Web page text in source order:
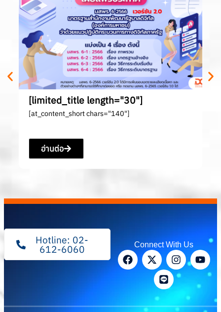
[limited_title length="30"]
[at_content_short chars="140"]
อ่านต่อ
Hotline: 02-
612-6060 Connect With Us